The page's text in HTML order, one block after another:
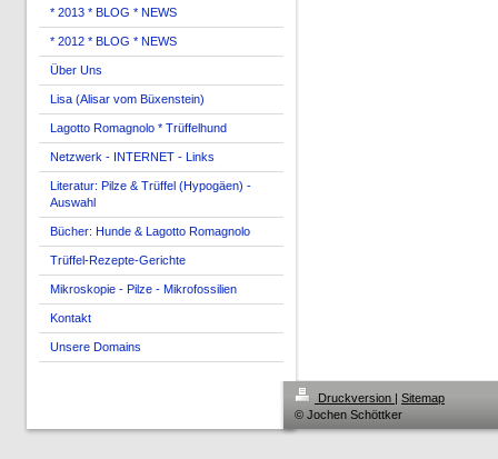
* 2013 * BLOG * NEWS
* 2012 * BLOG * NEWS
Über Uns
Lisa (Alisar vom Büxenstein)
Lagotto Romagnolo * Trüffelhund
Netzwerk - INTERNET - Links
Literatur: Pilze & Trüffel (Hypogäen) -
Auswahl
Bücher: Hunde & Lagotto Romagnolo
Trüffel-Rezepte-Gerichte
Mikroskopie - Pilze - Mikrofossilien
Kontakt
Unsere Domains
Druckversion | Sitemap
© Jochen Schöttker